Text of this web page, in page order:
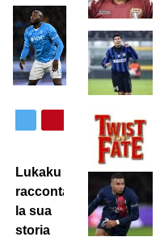
Lukaku
racconta
la sua
storia